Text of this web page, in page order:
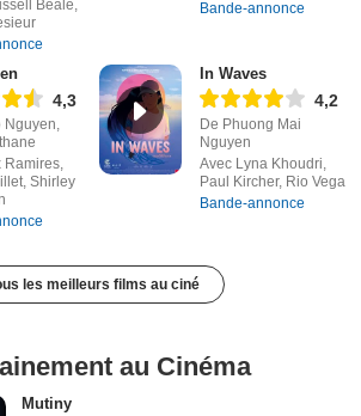
Beale,
Bande-annonce
4,3
Ramires,
Shirley
In Waves
4,2
De Phuong Mai
Nguyen
Avec Lyna Khoudri,
Paul Kircher, Rio Vega
Bande-annonce
les meilleurs films au ciné
au Cinéma
Mutiny